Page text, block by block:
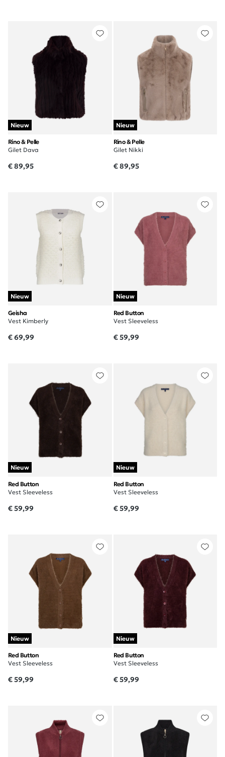
Nieuw
Rino & Pelle
Gilet Dava
€ 89,95
Nieuw
Rino & Pelle
Gilet Nikki
€ 89,95
Nieuw
Geisha
Vest Kimberly
€ 69,99
Nieuw
Red Button
Vest Sleeveless
€ 59,99
Nieuw
Red Button
Vest Sleeveless
€ 59,99
Nieuw
Red Button
Vest Sleeveless
€ 59,99
Nieuw
Red Button
Vest Sleeveless
€ 59,99
Nieuw
Red Button
Vest Sleeveless
€ 59,99